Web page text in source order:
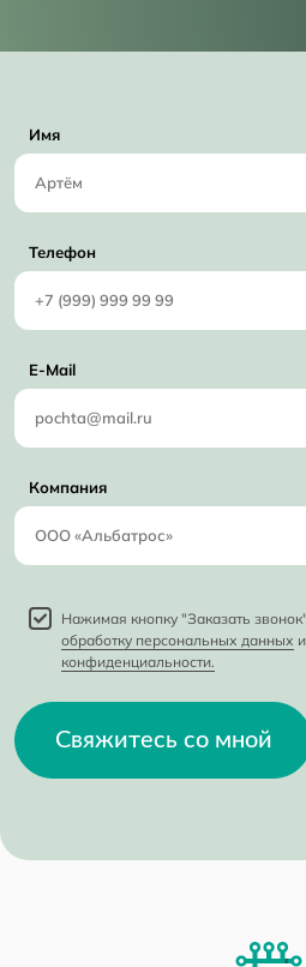
Имя
Телефон
E-Mail
Компания
Нажимая кнопку "Заказать
обработку персональных данных
конфиденциальности.
Свяжитесь со мной